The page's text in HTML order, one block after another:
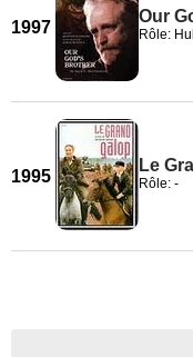
1997
Our
Rôle:
1995
Le
Rôle: -